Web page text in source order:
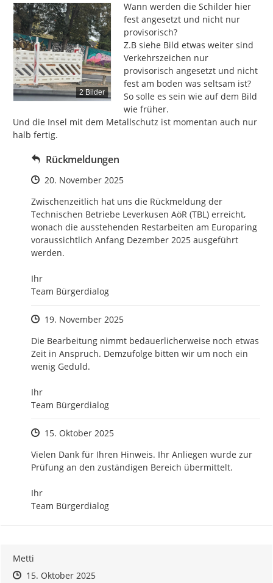
2 Bilder
Wann werden die Schilder hier
fest angesetzt und nicht nur
provisorisch?
Z.B siehe Bild etwas weiter sind
Verkehrszeichen nur
provisorisch angesetzt und nicht
fest am boden was seltsam ist?
So solle es sein wie auf dem Bild
wie früher.
Und die Insel mit dem Metallschutz ist momentan auch nur
halb fertig.
Rückmeldungen
Zeitpunkt des Erstellens
20. November 2025
Zwischenzeitlich hat uns die Rückmeldung der
Technischen Betriebe Leverkusen AöR (TBL) erreicht,
wonach die ausstehenden Restarbeiten am Europaring
voraussichtlich Anfang Dezember 2025 ausgeführt
werden.
Ihr
Team Bürgerdialog
Zeitpunkt des Erstellens
19. November 2025
Die Bearbeitung nimmt bedauerlicherweise noch etwas
Zeit in Anspruch. Demzufolge bitten wir um noch ein
wenig Geduld.
Ihr
Team Bürgerdialog
Zeitpunkt des Erstellens
15. Oktober 2025
Vielen Dank für Ihren Hinweis. Ihr Anliegen wurde zur
Prüfung an den zuständigen Bereich übermittelt.
Ihr
Team Bürgerdialog
Metti
Zeitpunkt des Erstellens
Zeitpunkt des Erstellens
15. Oktober 2025Zur Äußerung